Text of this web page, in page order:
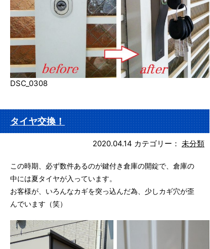
DSC_0308
タイヤ交換！
2020.04.14 カテゴリー： 未分類
この時期、必ず数件あるのが鍵付き倉庫の開錠で、倉庫の
中には夏タイヤが入っています。
お客様が、いろんなカギを突っ込んだ為、少しカギ穴が歪
んでいます（笑）